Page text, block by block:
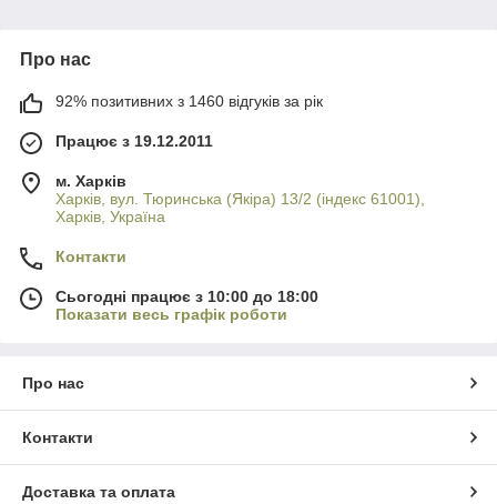
Про нас
92% позитивних з 1460 відгуків за рік
Працює з 19.12.2011
м. Харків
Харків, вул. Тюринська (Якіра) 13/2 (індекс 61001),
Харків, Україна
Контакти
Сьогодні працює з 10:00 до 18:00
Показати весь графік роботи
Про нас
Контакти
Доставка та оплата